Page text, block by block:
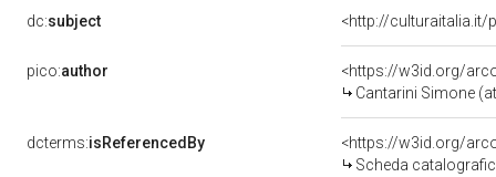
dc:subject <http://culturaitalia.it/
pico:author
<https://w3id.org/
Cantarini Simone
dcterms:isReferencedBy
<https://w3id.org/
Scheda